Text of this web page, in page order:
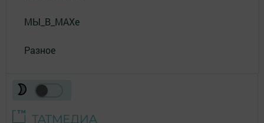
МЫ_В_MAXе
Разное